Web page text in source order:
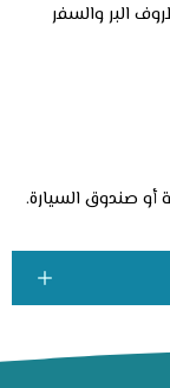
البر والسفر
أو صندوق السيارة.